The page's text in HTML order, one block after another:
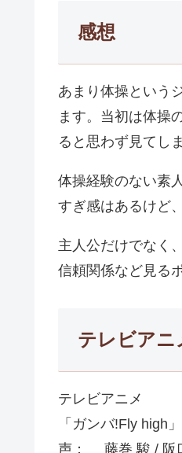
感想
あまり体操という
ます。当初は体操
ると思わず見てし
体操経験のない素
すぎ感はあるけど
主人公だけでなく
信頼関係など見る
テレビアニ
テレビアニメ
「ガンバ!Fly high
声： 藤巻 駿 / 阪